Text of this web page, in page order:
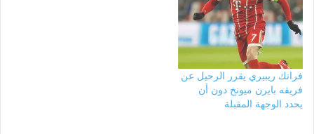
فرانك ريبيري يقرر الرحيل عن
فريقه بايرن ميونخ دون أن
يحدد الوجهة المقبلة